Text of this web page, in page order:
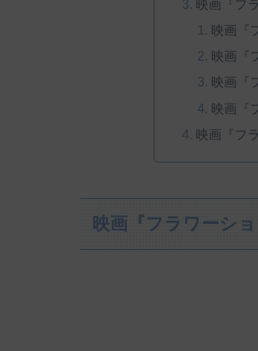
映画『フ
映画『
映画『
映画『
映画『
映画『フ
映画『フラワーシ